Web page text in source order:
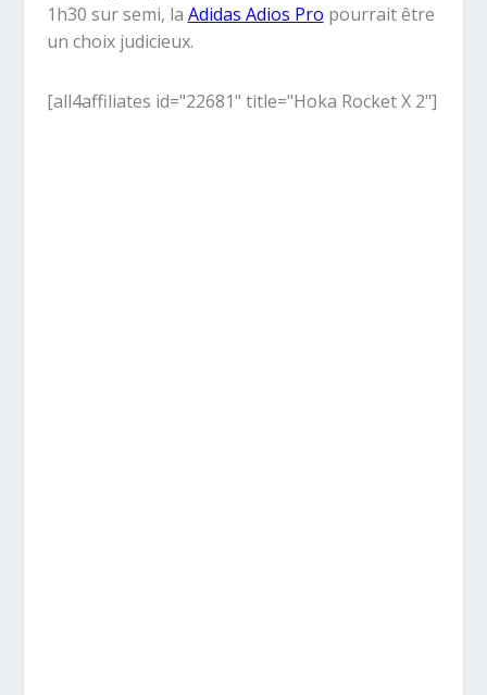
1h30 sur semi, la Adidas Adios Pro pourrait être
un choix judicieux.
[all4affiliates id="22681" title="Hoka Rocket X 2"]